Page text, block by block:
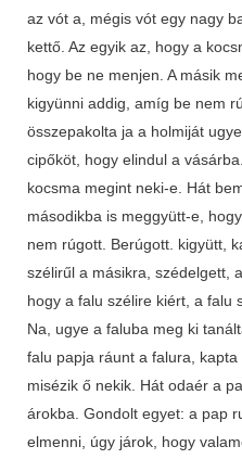
az vót a, mégis vót egy nagy
kettő. Az egyik az, hogy a
hogy be ne menjen. A másik
kigyünni addig, amíg be nem
összepakolta ja a holmiját
cipőköt, hogy elindul a
kocsma megint neki-e. Hát
másodikba is meggyütt-e,
nem rúgott. Berúgott. kigyütt,
szélirűl a másikra, szédelgett,
hogy a falu szélire kiért, a falu
Na, ugye a faluba meg ki
falu papja ráunt a falura,
misézik ő nekik. Hát odaér a
árokba. Gondolt egyet: a pap
elmenni, úgy járok, hogy